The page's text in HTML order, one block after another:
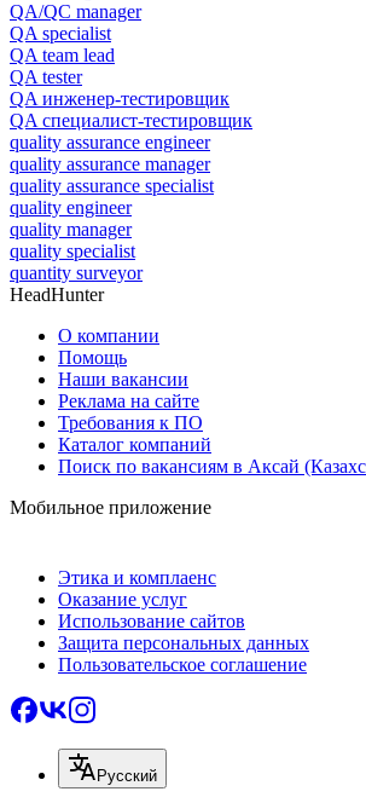
QA/QC manager
QA specialist
QA team lead
QA tester
QA инженер-тестировщик
QA специалист-тестировщик
quality assurance engineer
quality assurance manager
quality assurance specialist
quality engineer
quality manager
quality specialist
quantity surveyor
HeadHunter
О компании
Помощь
Наши вакансии
Реклама на сайте
Требования к ПО
Каталог компаний
Поиск по вакансиям в Аксай
Мобильное приложение
Этика и комплаенс
Оказание услуг
Использование сайтов
Защита персональных данных
Пользовательское соглашение
Русский